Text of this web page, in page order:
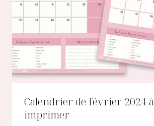
Calendrier de février 2024 à
imprimer